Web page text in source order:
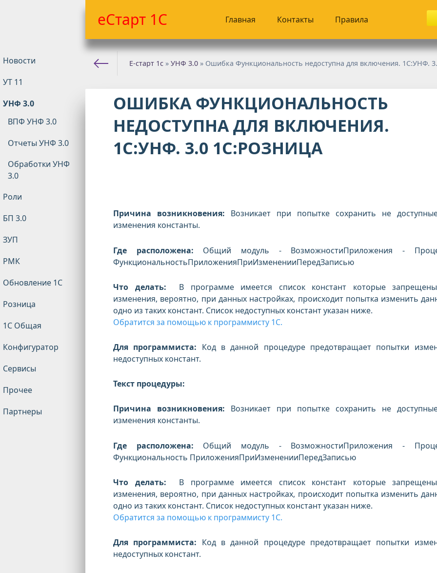
еСтарт 1С Главная Контакты Правила
Новости
УТ 11
УНФ 3.0
ВПФ УНФ 3.0
Отчеты УНФ 3.0
Обработки УНФ
3.0
Роли
БП 3.0
ЗУП
РМК
Обновление 1С
Розница
1С Общая
Конфигуратор
Сервисы
Прочее
Партнеры
Е-старт 1с »УНФ 3.0 » Ошибка Функциональность недоступна для включения. 1С:УНФ. 3.0
ОШИБКА ФУНКЦИОНАЛЬНОСТЬ
НЕДОСТУПНА ДЛЯ ВКЛЮЧЕНИЯ.
1С:УНФ. 3.0 1С:РОЗНИЦА
Причина возникновения: Возникает при попытке сохранить не
изменения константы.
Где расположена: Общий модуль - ВозможностиПриложения -
ФункциональностьПриложенияПриИзмененииПередЗаписью
Что делать: В программе имеется список констант которые
изменения, вероятно, при данных настройках, происходит попытка изменить
одно из таких констант. Список недоступных констант указан ниже.
Обратится за помощью к программисту 1С.
Для программиста: Код в данной процедуре предотвращает попытки
недоступных констант.
Текст процедуры:
Причина возникновения: Возникает при попытке сохранить не
изменения константы.
Где расположена: Общий модуль - ВозможностиПриложения -
Функциональность ПриложенияПриИзмененииПередЗаписью
Что делать: В программе имеется список констант которые
изменения, вероятно, при данных настройках, происходит попытка изменить
одно из таких констант. Список недоступных констант указан ниже.
Обратится за помощью к программисту 1С.
Для программиста: Код в данной процедуре предотвращает попытки
недоступных констант.